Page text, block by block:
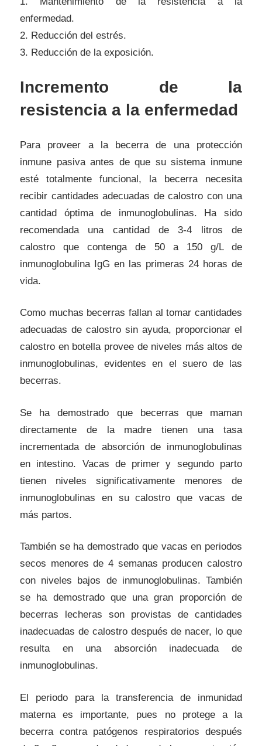
enfermedad.
2. Reducción del estrés.
3. Reducción de la exposición.
Incremento de la
resistencia a la enfermedad
Para proveer a la becerra de una protección
inmune pasiva antes de que su sistema inmune
esté totalmente funcional, la becerra necesita
recibir cantidades adecuadas de calostro con una
cantidad óptima de inmunoglobulinas. Ha sido
recomendada una cantidad de 3-4 litros de
calostro que contenga de 50 a 150 g/L de
inmunoglobulina IgG en las primeras 24 horas de
vida.
Como muchas becerras fallan al tomar cantidades
adecuadas de calostro sin ayuda, proporcionar el
calostro en botella provee de niveles más altos de
inmunoglobulinas, evidentes en el suero de las
becerras.
Se ha demostrado que becerras que maman
directamente de la madre tienen una tasa
incrementada de absorción de inmunoglobulinas
en intestino. Vacas de primer y segundo parto
tienen niveles significativamente menores de
inmunoglobulinas en su calostro que vacas de
más partos.
También se ha demostrado que vacas en periodos
secos menores de 4 semanas producen calostro
con niveles bajos de inmunoglobulinas. También
se ha demostrado que una gran proporción de
becerras lecheras son provistas de cantidades
inadecuadas de calostro después de nacer, lo que
resulta en una absorción inadecuada de
inmunoglobulinas.
El periodo para la transferencia de inmunidad
materna es importante, pues no protege a la
becerra contra patógenos respiratorios después